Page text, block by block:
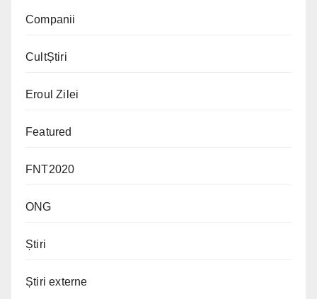
Companii
CultȘtiri
Eroul Zilei
Featured
FNT2020
ONG
Știri
Știri externe